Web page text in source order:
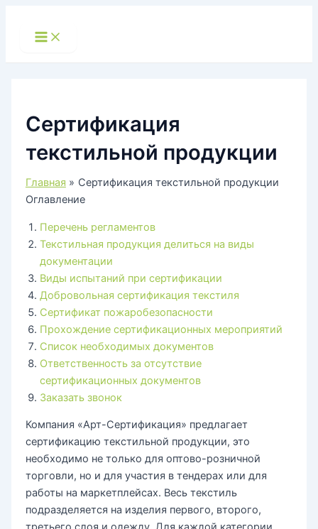
Main
Menu
Сертификация
текстильной продукции
Главная
Сертификация текстильной продукции
Оглавление
Перечень регламентов
Текстильная продукция делиться на виды
документации
Виды испытаний при сертификации
Добровольная сертификация текстиля
Сертификат пожаробезопасности
Прохождение сертификационных мероприятий
Список необходимых документов
Ответственность за отсутствие
сертификационных документов
Заказать звонок
Компания «Арт-Сертификация» предлагает
сертификацию текстильной продукции, это
необходимо не только для оптово-розничной
торговли, но и для участия в тендерах или для
работы на маркетплейсах. Весь текстиль
подразделяется на изделия первого, второго,